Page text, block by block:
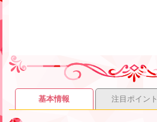
基本情報 注目ポイント